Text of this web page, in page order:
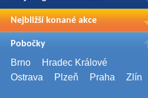
Pro zobrazení Vašich registrací na akce
se prosím přihlašte.
Nejbližší konané akce
WUG Days 2026
4. 9. 2026,Brno
SQL Server Bootcamp 2026
Pobočky
Brno
Hradec Králové
Ostrava
Plzeň Praha Zlín